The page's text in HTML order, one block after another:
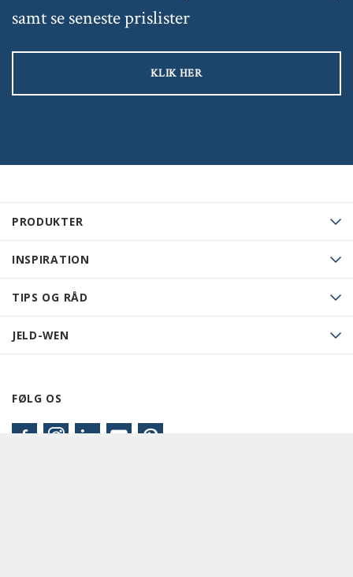
PRODUKTER
INSPIRATION
TIPS OG RÅD
JELD-WEN
FØLG OS
samt se seneste prislister
KLIK HER